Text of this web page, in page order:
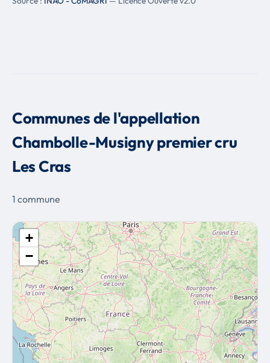
Communes de l'appellation
Chambolle-Musigny premier cru
Les Cras
1 commune
+
−